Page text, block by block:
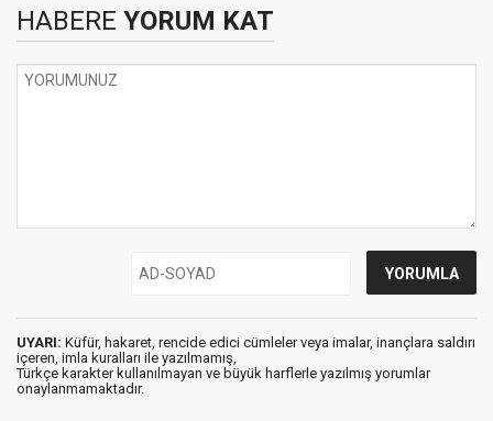
HABERE YORUM KAT
UYARI: Küfür, hakaret, rencide edici cümleler veya imalar, inançlara saldırı
içeren, imla kuralları ile yazılmamış,
Türkçe karakter kullanılmayan ve büyük harflerle yazılmış yorumlar
onaylanmamaktadır.